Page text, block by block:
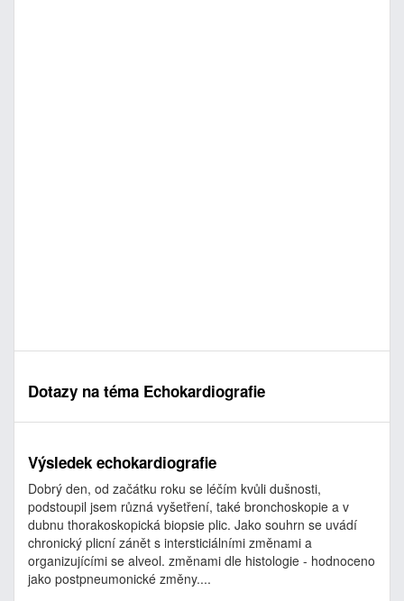
Dotazy na téma Echokardiografie
Výsledek echokardiografie
Dobrý den, od začátku roku se léčím kvůli dušnosti,
podstoupil jsem různá vyšetření, také bronchoskopie a v
dubnu thorakoskopická biopsie plic. Jako souhrn se uvádí
chronický plicní zánět s intersticiálními změnami a
organizujícími se alveol. změnami dle histologie - hodnoceno
jako postpneumonické změny....